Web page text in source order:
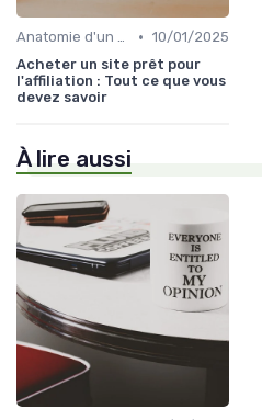
Anatomie d'un bon média à reprendre • 10/01/2025
Acheter un site prêt pour
l'affiliation : Tout ce que vous
devez savoir
À lire aussi